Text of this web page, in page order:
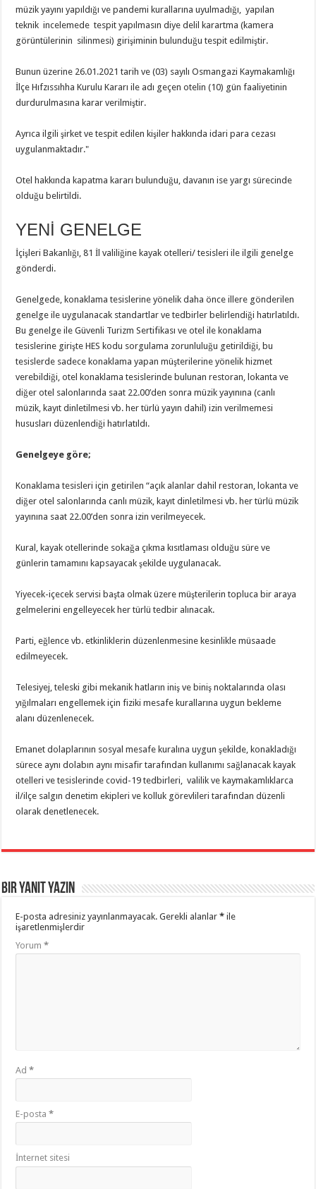
müzik yayını yapıldığı ve pandemi kurallarına uyulmadığı, yapılan
teknik incelemede tespit yapılmasın diye delil karartma (kamera
görüntülerinin silinmesi) girişiminin bulunduğu tespit edilmiştir.
Bunun üzerine 26.01.2021 tarih ve (03) sayılı Osmangazi Kaymakamlığı
İlçe Hıfzıssıhha Kurulu Kararı ile adı geçen otelin (10) gün faaliyetinin
durdurulmasına karar verilmiştir.
Ayrıca ilgili şirket ve tespit edilen kişiler hakkında idari para cezası
uygulanmaktadır."
Otel hakkında kapatma kararı bulunduğu, davanın ise yargı sürecinde
olduğu belirtildi.
YENİ GENELGE
İçişleri Bakanlığı, 81 İl valiliğine kayak otelleri/ tesisleri ile ilgili genelge
gönderdi.
Genelgede, konaklama tesislerine yönelik daha önce illere gönderilen
genelge ile uygulanacak standartlar ve tedbirler belirlendiği hatırlatıldı.
Bu genelge ile Güvenli Turizm Sertifikası ve otel ile konaklama
tesislerine girişte HES kodu sorgulama zorunluluğu getirildiği, bu
tesislerde sadece konaklama yapan müşterilerine yönelik hizmet
verebildiği, otel konaklama tesislerinde bulunan restoran, lokanta ve
diğer otel salonlarında saat 22.00’den sonra müzik yayınına (canlı
müzik, kayıt dinletilmesi vb. her türlü yayın dahil) izin verilmemesi
hususları düzenlendiği hatırlatıldı.
Genelgeye göre;
Konaklama tesisleri için getirilen “açık alanlar dahil restoran, lokanta ve
diğer otel salonlarında canlı müzik, kayıt dinletilmesi vb. her türlü müzik
yayınına saat 22.00’den sonra izin verilmeyecek.
Kural, kayak otellerinde sokağa çıkma kısıtlaması olduğu süre ve
günlerin tamamını kapsayacak şekilde uygulanacak.
Yiyecek-içecek servisi başta olmak üzere müşterilerin topluca bir araya
gelmelerini engelleyecek her türlü tedbir alınacak.
Parti, eğlence vb. etkinliklerin düzenlenmesine kesinlikle müsaade
edilmeyecek.
Telesiyej, teleski gibi mekanik hatların iniş ve biniş noktalarında olası
yığılmaları engellemek için fiziki mesafe kurallarına uygun bekleme
alanı düzenlenecek.
Emanet dolaplarının sosyal mesafe kuralına uygun şekilde, konakladığı
sürece aynı dolabın aynı misafir tarafından kullanımı sağlanacak kayak
otelleri ve tesislerinde covid-19 tedbirleri, valilik ve kaymakamlıklarca
il/ilçe salgın denetim ekipleri ve kolluk görevlileri tarafından düzenli
olarak denetlenecek.
Bir yanıt yazın
E-posta adresiniz yayınlanmayacak. Gerekli alanlar* ile
işaretlenmişlerdir
Yorum*
Ad*
E-posta*
İnternet sitesi